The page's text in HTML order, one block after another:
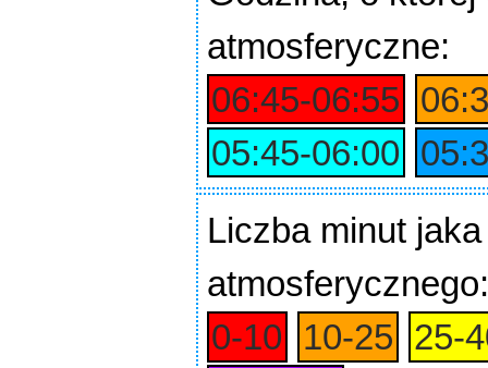
atmosferyczne:
06:45‑06:55
05:45‑06:00
Liczba minut jaka
atmosferycznego:
0‑10 10‑25